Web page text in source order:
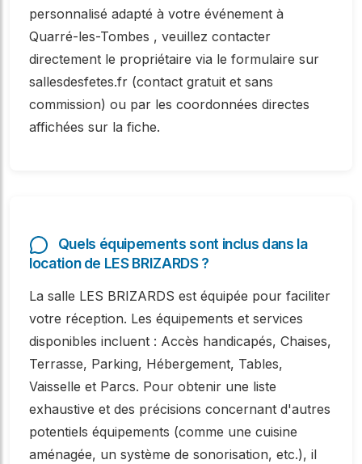
personnalisé adapté à votre événement à
Quarré-les-Tombes , veuillez contacter
directement le propriétaire via le formulaire sur
sallesdesfetes.fr (contact gratuit et sans
commission) ou par les coordonnées directes
affichées sur la fiche.
Quels équipements sont inclus dans la
location de LES BRIZARDS ?
La salle LES BRIZARDS est équipée pour faciliter
votre réception. Les équipements et services
disponibles incluent : Accès handicapés, Chaises,
Terrasse, Parking, Hébergement, Tables,
Vaisselle et Parcs. Pour obtenir une liste
exhaustive et des précisions concernant d'autres
potentiels équipements (comme une cuisine
aménagée, un système de sonorisation, etc.), il